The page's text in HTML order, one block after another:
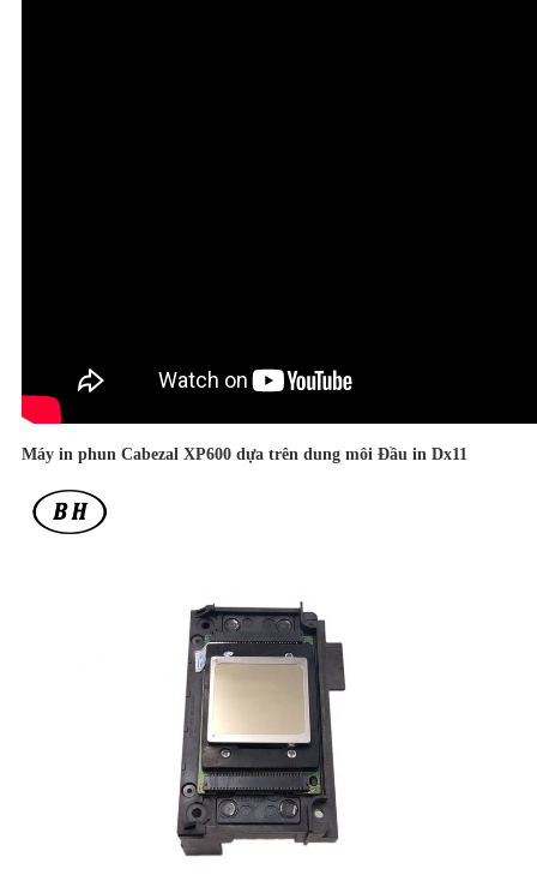
Máy in phun Cabezal XP600 dựa trên dung môi Đầu in Dx11